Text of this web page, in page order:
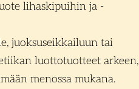
lihaskipuihin ja -
juoksuseikkailuun tai
luottotuotteet arkeen,
menossa mukana.